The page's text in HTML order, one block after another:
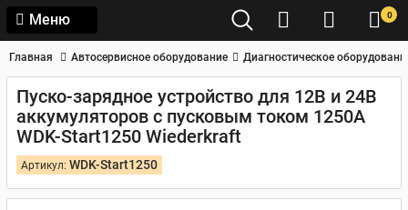
Меню 0
Главная Автосервисное оборудование Диагностическое
Пуско-зарядное устройство для 12В и 24В
аккумуляторов с пусковым током 1250А
WDK-Start1250 Wiederkraft
Артикул: WDK-Start1250